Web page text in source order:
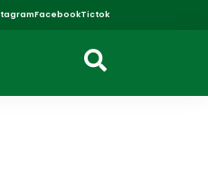
FacebookTictok